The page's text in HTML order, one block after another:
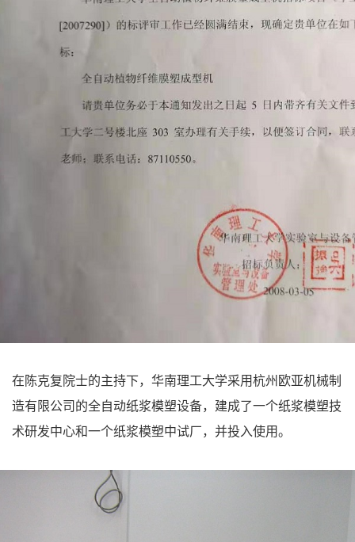
在陈克复院士的主持下，华南理工大学采用杭州欧亚机械制
造有限公司的全自动纸浆模塑设备，建成了一个纸浆模塑技
术研发中心和一个纸浆模塑中试厂，并投入使用。